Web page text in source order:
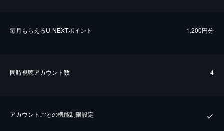
毎⽉もらえるU-NEXTポイント 1,200円分
同時視聴アカウント数 4
アカウントごとの機能制限設定